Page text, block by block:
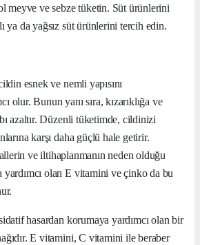
meyve ve sebze tüketin. Süt ürünlerini
ya da yağsız süt ürünlerini tercih edin.
esnek ve nemli yapısını
olur. Bunun yanı sıra, kızarıklığa ve
azaltır. Düzenli tüketimde, cildinizi
karşı daha güçlü hale getirir.
ve iltihaplanmanın neden olduğu
yardımcı olan E vitamini ve çinko da bu
hasardan korumaya yardımcı olan bir
E vitamini, C vitamini ile beraber